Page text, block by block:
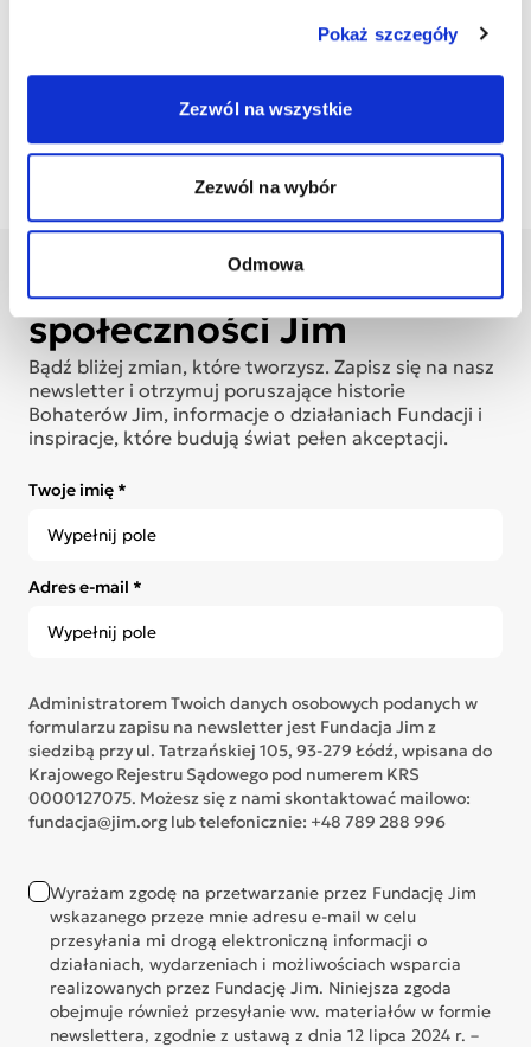
Pokaż szczegóły
Zezwól na wszystkie
Zezwól na wybór
Odmowa
Pobierz list
Pobierz obrazek
społeczności Jim
Bądź bliżej zmian, które tworzysz. Zapisz się na nasz
newsletter i otrzymuj poruszające historie
Bohaterów Jim, informacje o działaniach Fundacji i
inspiracje, które budują świat pełen akceptacji.
Twoje imię *
Adres e-mail *
Administratorem Twoich danych osobowych podanych w
formularzu zapisu na newsletter jest Fundacja Jim z
siedzibą przy ul. Tatrzańskiej 105, 93-279 Łódź, wpisana do
Krajowego Rejestru Sądowego pod numerem KRS
0000127075. Możesz się z nami skontaktować mailowo:
fundacja@jim.org lub telefonicznie: +48 789 288 996
Wyrażam zgodę na przetwarzanie przez Fundację Jim
wskazanego przeze mnie adresu e-mail w celu
przesyłania mi drogą elektroniczną informacji o
działaniach, wydarzeniach i możliwościach wsparcia
realizowanych przez Fundację Jim. Niniejsza zgoda
obejmuje również przesyłanie ww. materiałów w formie
newslettera, zgodnie z ustawą z dnia 12 lipca 2024 r. –